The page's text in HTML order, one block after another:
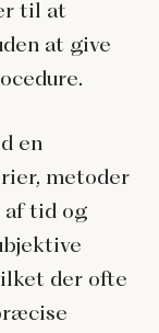
til at
at give
en
metoder
af tid og
der ofte